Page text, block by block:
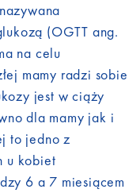
(OGTT ang.
na celu
mamy radzi sobie
jest w ciąży
dla mamy jak i
to jedno z
u kobiet
6 a 7 miesiącem